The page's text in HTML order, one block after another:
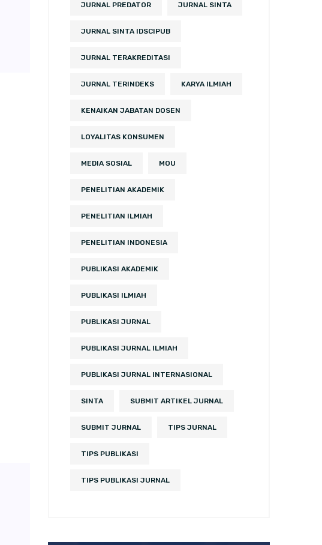
JURNAL PREDATOR JURNAL SINTA
JURNAL SINTA IDSCIPUB
JURNAL TERAKREDITASI
JURNAL TERINDEKS KARYA ILMIAH
KENAIKAN JABATAN DOSEN
LOYALITAS KONSUMEN
MEDIA SOSIAL MOU
PENELITIAN AKADEMIK
PENELITIAN ILMIAH
PENELITIAN INDONESIA
PUBLIKASI AKADEMIK
PUBLIKASI ILMIAH
PUBLIKASI JURNAL
PUBLIKASI JURNAL ILMIAH
PUBLIKASI JURNAL INTERNASIONAL
SINTA SUBMIT ARTIKEL JURNAL
SUBMIT JURNAL TIPS JURNAL
TIPS PUBLIKASI
TIPS PUBLIKASI JURNAL